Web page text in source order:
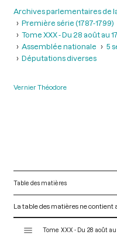
Archives parlementaires de
Première série (1787-1799)
Tome XXX - Du 28 août au
Assemblée nationale
5
Députations diverses
Vernier Théodore
Table des matières
La table des matières ne contient
Tome XXX - Du 28 août